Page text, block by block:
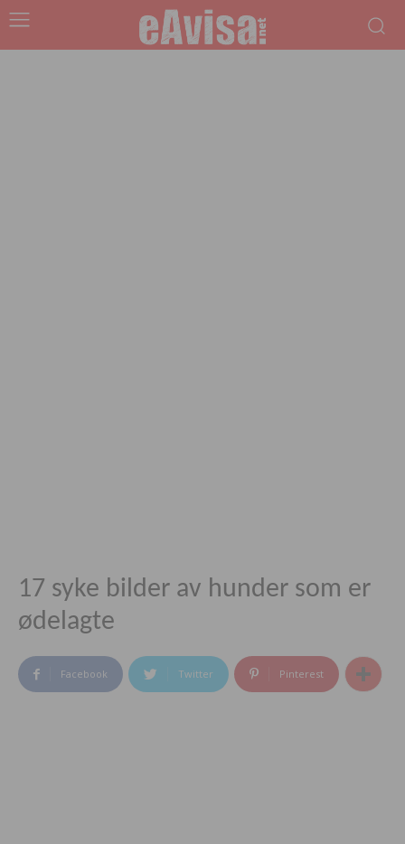
17 syke bilder av hunder som er
ødelagte
Facebook Twitter Pinterest